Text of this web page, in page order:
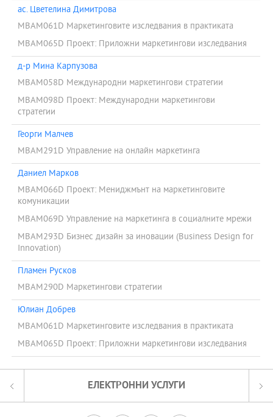
ас. Цветелина Димитрова
MBAM061D Маркетинговите изследвания в практиката
MBAM065D Проект: Приложни маркетингови изследвания
д-р Мина Карпузова
MBAM058D Международни маркетингови стратегии
MBAM098D Проект: Международни маркетингови
стратегии
Георги Малчев
MBAM291D Управление на онлайн маркетинга
Даниел Марков
MBAM066D Проект: Мениджмънт на маркетинговите
комуникации
MBAM069D Управление на маркетинга в социалните мрежи
MBAM293D Бизнес дизайн за иновации (Business Design for
Innovation)
Пламен Русков
MBAM290D Маркетингови стратегии
Юлиан Добрев
MBAM061D Маркетинговите изследвания в практиката
MBAM065D Проект: Приложни маркетингови изследвания
ЕЛЕКТРОННИ УСЛУГИ